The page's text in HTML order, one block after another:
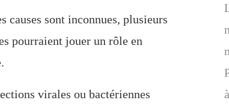
causes sont inconnues, plusieurs
pourraient jouer un rôle en
virales ou bactériennes